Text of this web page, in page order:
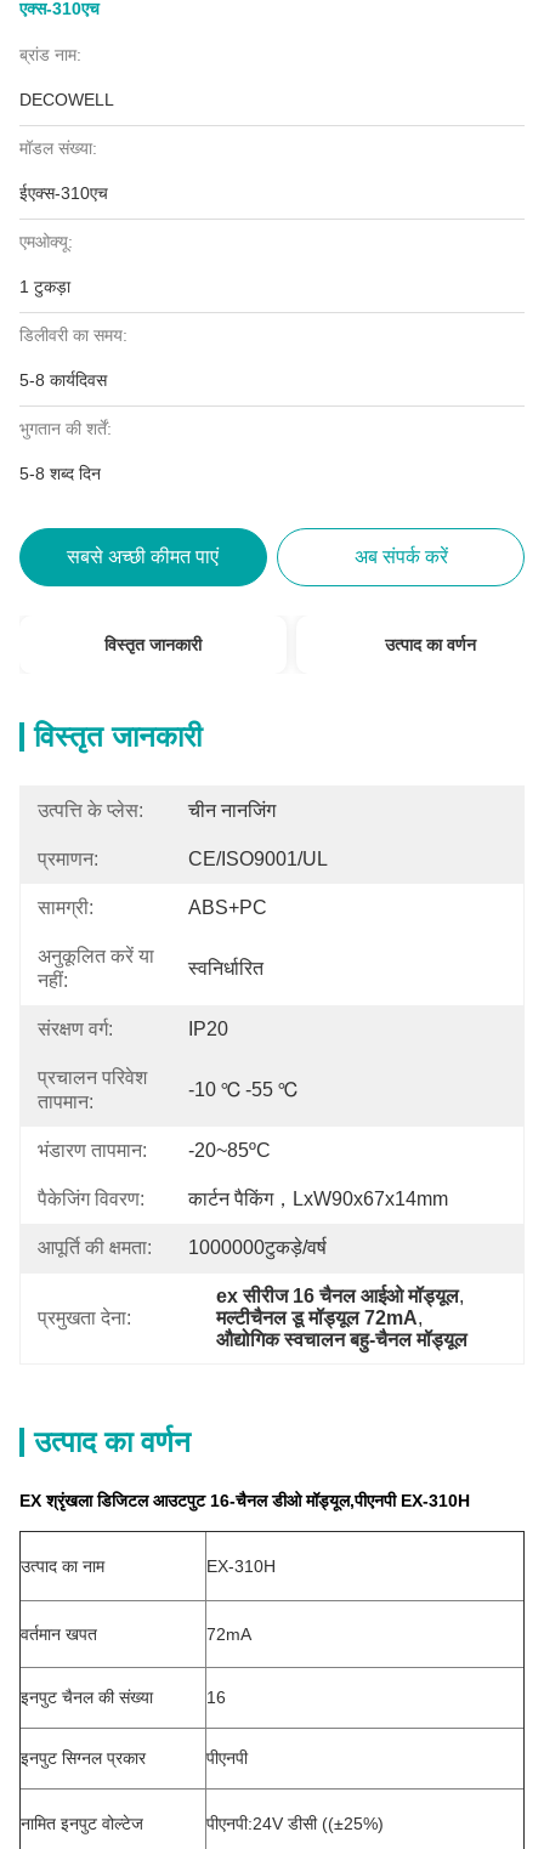
एक्स-310एच
ब्रांड नाम:
DECOWELL
मॉडल संख्या:
ईएक्स-310एच
एमओक्यू:
1 टुकड़ा
डिलीवरी का समय:
5-8 कार्यदिवस
भुगतान की शर्तें:
5-8 शब्द दिन
सबसे अच्छी कीमत पाएं अब संपर्क करें
विस्तृत जानकारी उत्पाद का वर्णन
विस्तृत जानकारी
उत्पत्ति के प्लेस: चीन नानजिंग
प्रमाणन: CE/ISO9001/UL
सामग्री: ABS+PC
अनुकूलित करें या
नहीं:
स्वनिर्धारित
संरक्षण वर्ग: IP20
प्रचालन परिवेश
तापमान:
-10 ℃ -55 ℃
भंडारण तापमान: -20~85ºC
पैकेजिंग विवरण: कार्टन पैकिंग，LxW90x67x14mm
आपूर्ति की क्षमता: 1000000टुकड़े/वर्ष
प्रमुखता देना:
ex सीरीज 16 चैनल आईओ मॉड्यूल,
मल्टीचैनल डू मॉड्यूल 72mA,
औद्योगिक स्वचालन बहु-चैनल मॉड्यूल
उत्पाद का वर्णन
EX श्रृंखला डिजिटल आउटपुट 16-चैनल डीओ मॉड्यूल,पीएनपी EX-310H
उत्पाद का नाम EX-310H
वर्तमान खपत 72mA
इनपुट चैनल की संख्या 16
इनपुट सिग्नल प्रकार पीएनपी
नामित इनपुट वोल्टेज पीएनपी:24V डीसी ((±25%)